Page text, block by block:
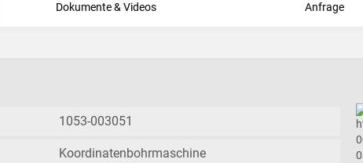
Dokumente & Videos Anfrage
1053-003051
Koordinatenbohrmaschine